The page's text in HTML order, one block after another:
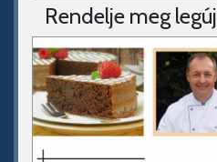
Rendelje meg